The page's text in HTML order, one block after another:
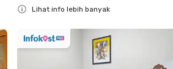
Lihat info lebih banyak